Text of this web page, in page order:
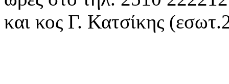
και κος Γ. Κατσίκης